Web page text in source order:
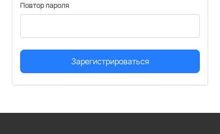
Повтор пароля
Зарегистрироваться